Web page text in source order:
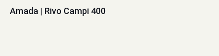
Amada | Rivo Campi 400